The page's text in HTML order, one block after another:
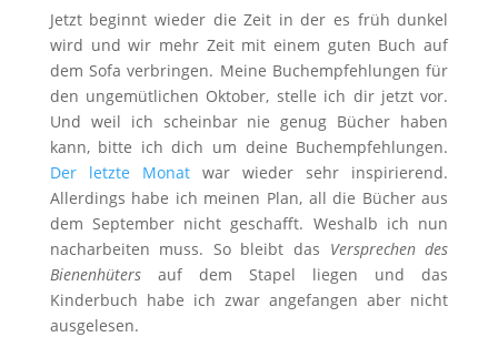
Jetzt beginnt wieder die Zeit in der es früh dunkel
wird und wir mehr Zeit mit einem guten Buch auf
dem Sofa verbringen. Meine Buchempfehlungen für
den ungemütlichen Oktober, stelle ich dir jetzt vor.
Und weil ich scheinbar nie genug Bücher haben
kann, bitte ich dich um deine Buchempfehlungen.
Der letzte Monatwar wieder sehr inspirierend.
Allerdings habe ich meinen Plan, all die Bücher aus
dem September nicht geschafft. Weshalb ich nun
nacharbeiten muss. So bleibt das Versprechen des
Bienenhüters auf dem Stapel liegen und das
Kinderbuch habe ich zwar angefangen aber nicht
ausgelesen.